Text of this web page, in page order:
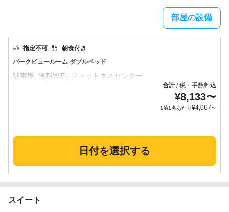
部屋の設備
パークビュールーム ダブルベッド
指定不可 朝食付き
合計/税・手数料込
¥8,133〜
1泊1名あたり¥4,067〜
日付を選択する
スイート